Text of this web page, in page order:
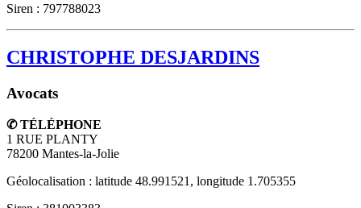
Siren : 797788023
CHRISTOPHE DESJARDINS
Avocats
✆ TÉLÉPHONE
1 RUE PLANTY
78200 Mantes-la-Jolie
Géolocalisation : latitude 48.991521, longitude 1.705355